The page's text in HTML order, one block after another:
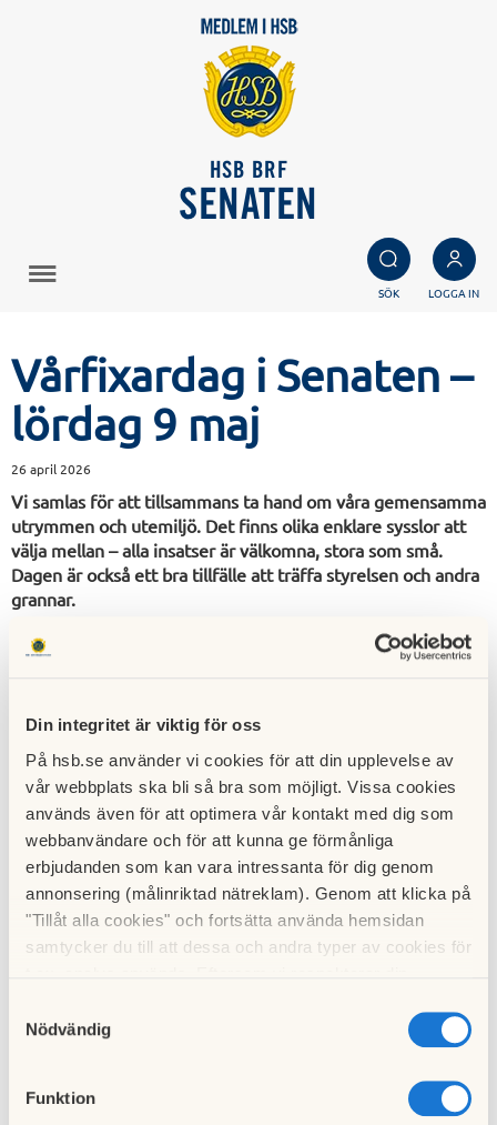
Din integritet är viktig för oss
På hsb.se använder vi cookies för att din upplevelse av
vår webbplats ska bli så bra som möjligt. Vissa cookies
används även för att optimera vår kontakt med dig som
webbanvändare och för att kunna ge förmånliga
erbjudanden som kan vara intressanta för dig genom
annonsering (målinriktad nätreklam). Genom att klicka på
"Tillåt alla cookies" och fortsätta använda hemsidan
samtycker du till att dessa och andra typer av cookies för
cookies och välja att endast tillåta ett urval.
Nödvändig
Funktion
HSB BRF
SENATEN
SÖK LOGGA IN
Vårfixardag i Senaten –
lördag 9 maj
26 april 2026
Vi samlas för att tillsammans ta hand om våra gemensamma
utrymmen och utemiljö. Det finns olika enklare sysslor att
välja mellan – alla insatser är välkomna, stora som små.
Dagen är också ett bra tillfälle att träffa styrelsen och andra
grannar.
Tid: kl 10:00 – 13:00
gårdshuset, Kantatvägen 1–11.
Efteråt, ca kl 13:00, bjuder vi på korv med bröd och fika!
Kom förbi en stund eller stanna hela tiden – allt uppskattas.
Välkommen till vår gemensamma vårfixardag!
Styrelsen
Brf Senaten i Nacka